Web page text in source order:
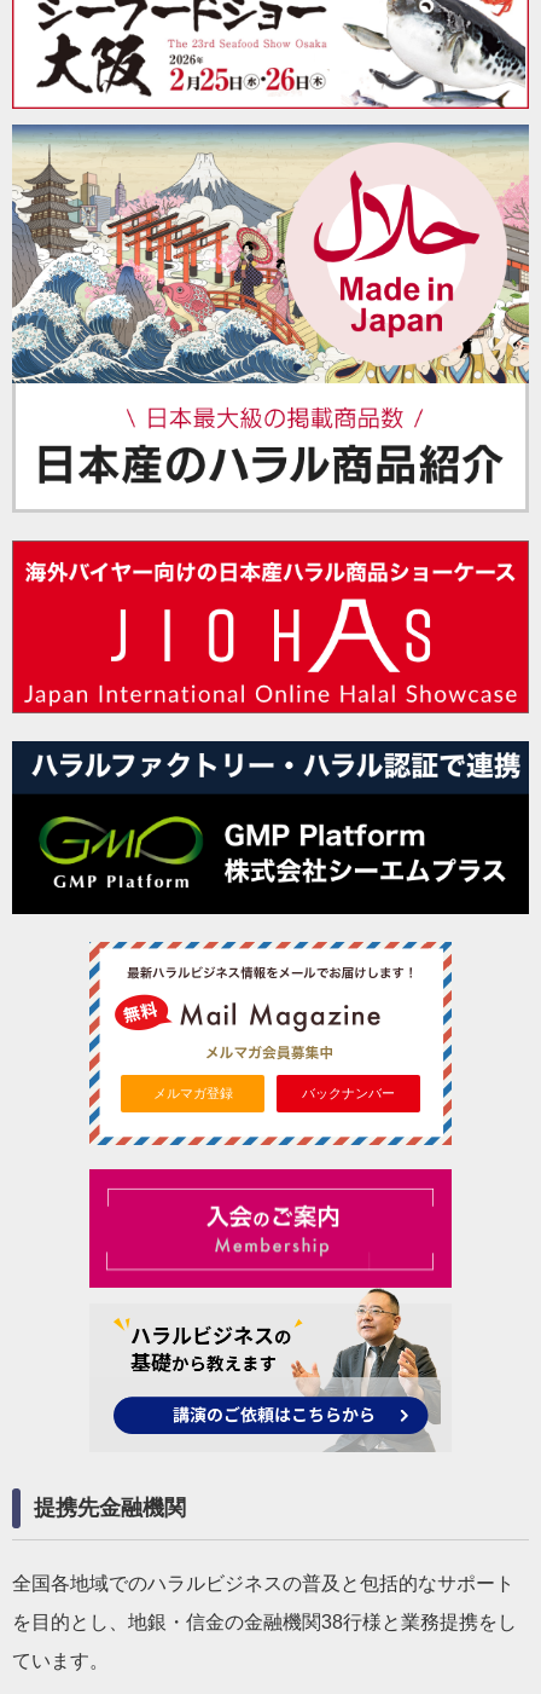
メルマガ登録 バックナンバー
提携先金融機関
全国各地域でのハラルビジネスの普及と包括的なサポート
を目的とし、地銀・信金の金融機関38行様と業務提携をし
ています。